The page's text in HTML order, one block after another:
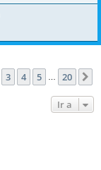
de 20
3 4 5 20
Ir a